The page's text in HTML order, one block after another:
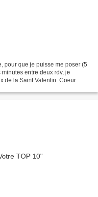
pour que je puisse me poser (5
entre deux rdv, je
de la Saint Valentin. Coeur